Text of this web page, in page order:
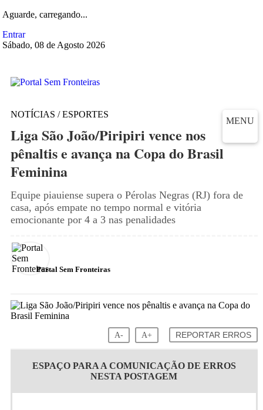
Aguarde, carregando...
Entrar
Sábado, 08 de Agosto 2026
MENU
NOTÍCIAS / ESPORTES
Liga São João/Piripiri vence nos
pênaltis e avança na Copa do Brasil
Feminina
Equipe piauiense supera o Pérolas Negras (RJ) fora de
casa, após empate no tempo normal e vitória
emocionante por 4 a 3 nas penalidades
Portal Sem Fronteiras
A- A+ REPORTAR ERROS
ESPAÇO PARA A COMUNICAÇÃO DE ERROS
NESTA POSTAGEM